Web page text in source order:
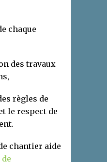
chaque
des travaux
règles de
le respect de
chantier aide